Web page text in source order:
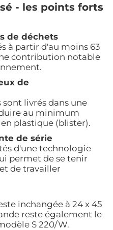
- les points forts
de déchets
à partir d'au moins 63
contribution notable
.
de
sont livrés dans une
au minimum
en plastique (blister).
de série
d'une technologie
permet de se tenir
et de travailler
inchangée à 24 x 45
reste également le
S 220/W.